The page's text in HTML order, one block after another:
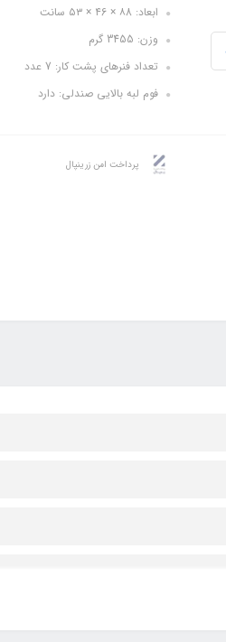
ابعاد: ۸8 × ۴6 × ۵۳ سانت
وزن: 3455 گرم
تعداد فنرهای پشت کار: 7 عدد
فوم لبه بالایی صندلی: دارد
پرداخت امن زرینپال